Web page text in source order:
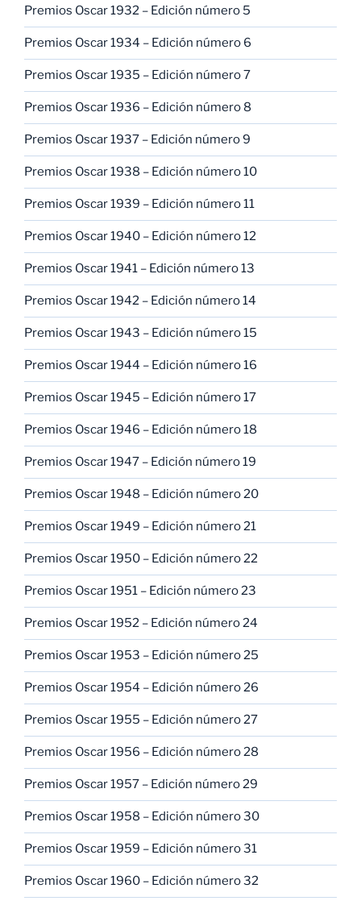
Premios Oscar 1932 – Edición número 5
Premios Oscar 1934 – Edición número 6
Premios Oscar 1935 – Edición número 7
Premios Oscar 1936 – Edición número 8
Premios Oscar 1937 – Edición número 9
Premios Oscar 1938 – Edición número 10
Premios Oscar 1939 – Edición número 11
Premios Oscar 1940 – Edición número 12
Premios Oscar 1941 – Edición número 13
Premios Oscar 1942 – Edición número 14
Premios Oscar 1943 – Edición número 15
Premios Oscar 1944 – Edición número 16
Premios Oscar 1945 – Edición número 17
Premios Oscar 1946 – Edición número 18
Premios Oscar 1947 – Edición número 19
Premios Oscar 1948 – Edición número 20
Premios Oscar 1949 – Edición número 21
Premios Oscar 1950 – Edición número 22
Premios Oscar 1951 – Edición número 23
Premios Oscar 1952 – Edición número 24
Premios Oscar 1953 – Edición número 25
Premios Oscar 1954 – Edición número 26
Premios Oscar 1955 – Edición número 27
Premios Oscar 1956 – Edición número 28
Premios Oscar 1957 – Edición número 29
Premios Oscar 1958 – Edición número 30
Premios Oscar 1959 – Edición número 31
Premios Oscar 1960 – Edición número 32